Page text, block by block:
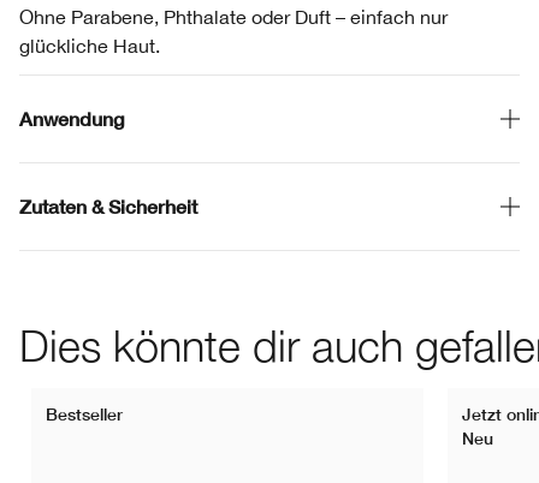
Ohne Parabene, Phthalate oder Duft – einfach nur
glückliche Haut.
Anwendung
Zutaten & Sicherheit
Dies könnte dir auch
Bestseller
Jetzt
Neu